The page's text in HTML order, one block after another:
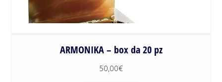
ARMONIKA – box da 20 pz
50,00€